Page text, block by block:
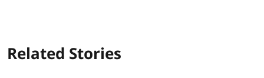
Related Stories